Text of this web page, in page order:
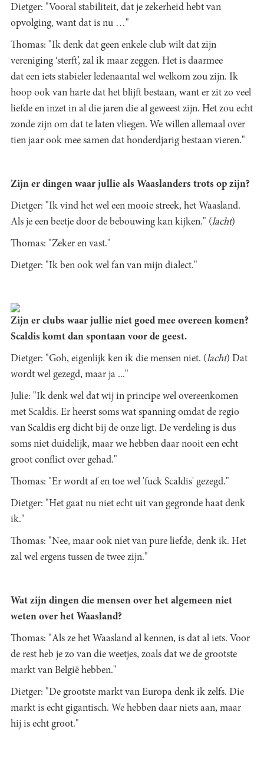
Dietger: "Vooral stabiliteit, dat je zekerheid hebt van
opvolging, want dat is nu …"
Thomas: "Ik denk dat geen enkele club wilt dat zijn
vereniging ‘sterft’, zal ik maar zeggen. Het is daarmee
dat een iets stabieler ledenaantal wel welkom zou zijn. Ik
hoop ook van harte dat het blijft bestaan, want er zit zo veel
liefde en inzet in al die jaren die al geweest zijn. Het zou echt
zonde zijn om dat te laten vliegen. We willen allemaal over
tien jaar ook mee samen dat honderdjarig bestaan vieren."
Zijn er dingen waar jullie als Waaslanders trots op zijn?
Dietger: "Ik vind het wel een mooie streek, het Waasland.
Als je een beetje door de bebouwing kan kijken." (lacht)
Thomas: "Zeker en vast."
Dietger: "Ik ben ook wel fan van mijn dialect."
Zijn er clubs waar jullie niet goed mee overeen komen?
Scaldis komt dan spontaan voor de geest.
Dietger: "Goh, eigenlijk ken ik die mensen niet. (lacht) Dat
wordt wel gezegd, maar ja ..."
Julie: "Ik denk wel dat wij in principe wel overeenkomen
met Scaldis. Er heerst soms wat spanning omdat de regio
van Scaldis erg dicht bij de onze ligt. De verdeling is dus
soms niet duidelijk, maar we hebben daar nooit een echt
groot conflict over gehad."
Thomas: "Er wordt af en toe wel 'fuck Scaldis' gezegd."
Dietger: "Het gaat nu niet echt uit van gegronde haat denk
ik."
Thomas: "Nee, maar ook niet van pure liefde, denk ik. Het
zal wel ergens tussen de twee zijn."
Wat zijn dingen die mensen over het algemeen niet
weten over het Waasland?
Thomas: "Als ze het Waasland al kennen, is dat al iets. Voor
de rest heb je zo van die weetjes, zoals dat we de grootste
markt van België hebben."
Dietger: "De grootste markt van Europa denk ik zelfs. Die
markt is echt gigantisch. We hebben daar niets aan, maar
hij is echt groot."